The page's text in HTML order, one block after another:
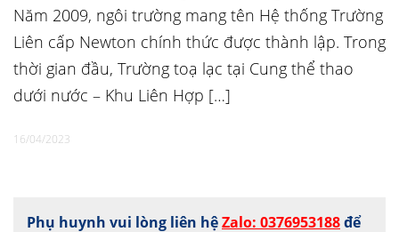
Năm 2009, ngôi trường mang tên Hệ thống Trường
Liên cấp Newton chính thức được thành lập. Trong
thời gian đầu, Trường toạ lạc tại Cung thể thao
dưới nước – Khu Liên Hợp […]
16/04/2023
Phụ huynh vui lòng liên hệZalo: 0376953188để